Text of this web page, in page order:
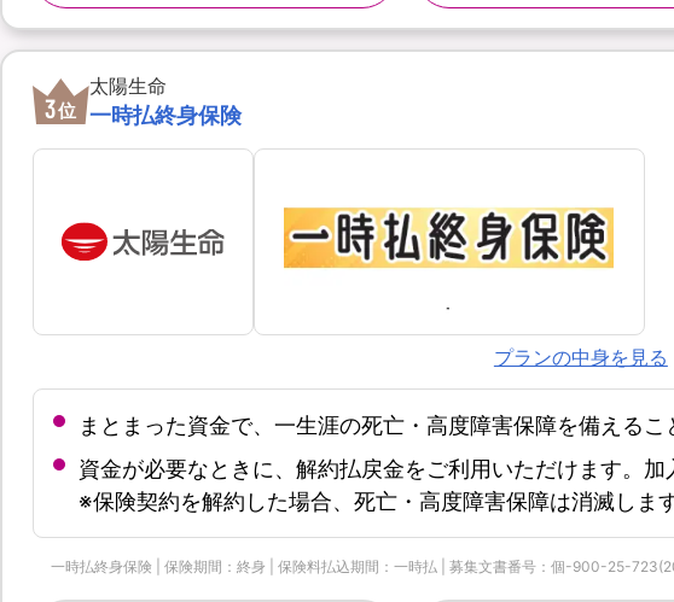
3位
太陽生命
一時払終身保険
プランの中身を見る
まとまった資金で、一生涯の死亡・高度障害保障を備える
資金が必要なときに、解約払戻金をご利用いただけます。加
※保険契約を解約した場合、死亡・高度障害保障は消滅します
一時払終身保険 | 保険期間：終身 | 保険料払込期間：一時払 | 募集文書番号：個-900-25-